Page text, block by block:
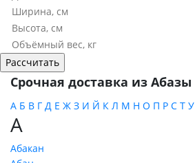
Срочная доставка из Абазы
А Б В Г Д Е Ж З И Й К Л М Н О П Р С Т У
А
Абакан